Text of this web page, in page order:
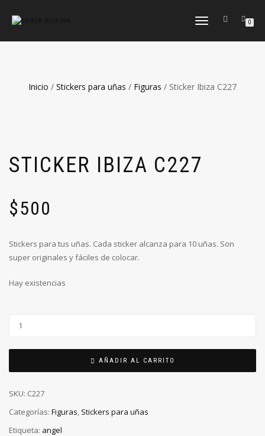
CAMBIAR
0
Inicio / Stickers para uñas / Figuras / Sticker Ibiza C227
STICKER IBIZA C227
$500
Stickers para tus uñas. Cada sticker alcanza para 10 uñas. Son
super originales y fáciles de colocar.
Hay existencias
AÑADIR AL CARRITO
SKU: C227
Categorías: Figuras, Stickers para uñas
Etiqueta: angel